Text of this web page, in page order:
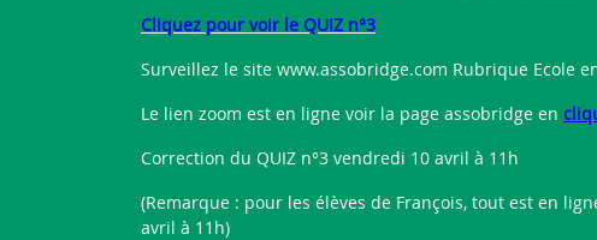
Cliquez pour voir le QUIZ n°3
Surveillez le site www.assobridge.com Rubrique Ecole
Le lien zoom est en ligne voir la page assobridge en
Correction du QUIZ n°3 vendredi 10 avril à 11h
(Remarque : pour les élèves de François, tout est en
avril à 11h)